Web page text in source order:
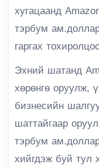
хугацаанд
тэрбум
гаргах
Эхний шатанд
хөрөнгө оруулж,
бизнесийн
шаттайгаар
тэрбум
хийгдэж буй тул